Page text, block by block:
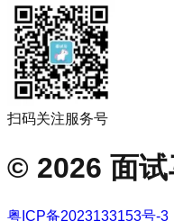
扫码关注服务号
© 2026 面试
粤ICP备2023133153号-3